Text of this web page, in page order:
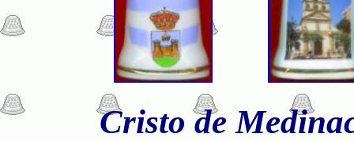
Cristo de